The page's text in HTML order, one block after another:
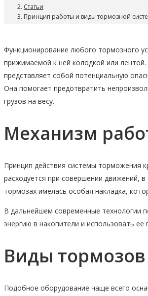
Статьи
Принцип работы и виды тормозной
Функционирование любого тормозного
прижимаемой к ней колодкой или
представляет собой потенциальную
Она помогает предотвратить
грузов на весу.
Механизм
Принцип действия системы торможения
расходуется при совершении движений,
тормозах имелась особая накладка,
В дальнейшем современные технологии
энергию в накопители и использовать ее
Виды
Подобное оборудование чаще всего